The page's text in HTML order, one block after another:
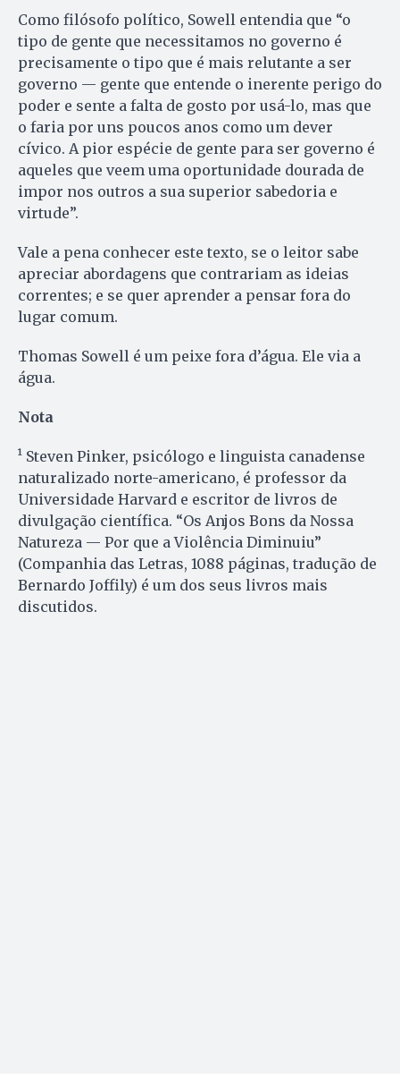
Como filósofo político, Sowell entendia que “o
tipo de gente que necessitamos no governo é
precisamente o tipo que é mais relutante a ser
governo — gente que entende o inerente perigo do
poder e sente a falta de gosto por usá-lo, mas que
o faria por uns poucos anos como um dever
cívico. A pior espécie de gente para ser governo é
aqueles que veem uma oportunidade dourada de
impor nos outros a sua superior sabedoria e
virtude”.
Vale a pena conhecer este texto, se o leitor sabe
apreciar abordagens que contrariam as ideias
correntes; e se quer aprender a pensar fora do
lugar comum.
Thomas Sowell é um peixe fora d’água. Ele via a
água.
Nota
¹ Steven Pinker, psicólogo e linguista canadense
naturalizado norte-americano, é professor da
Universidade Harvard e escritor de livros de
divulgação científica. “Os Anjos Bons da Nossa
Natureza — Por que a Violência Diminuiu”
(Companhia das Letras, 1088 páginas, tradução de
Bernardo Joffily) é um dos seus livros mais
discutidos.